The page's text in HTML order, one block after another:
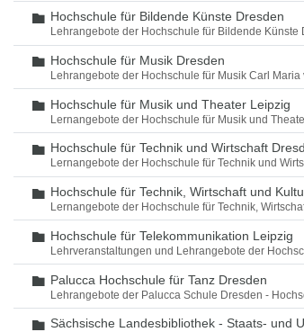
Ordner
Hochschule für Bildende Künste Dresden
Lehrangebote der Hochschule für Bildende Künste
Ordner
Hochschule für Musik Dresden
Lehrangebote der Hochschule für Musik Carl
Ordner
Hochschule für Musik und Theater Leipzig
Lernangebote der Hochschule für Musik und
Ordner
Hochschule für Technik und Wirtschaft
Lernangebote der Hochschule für Technik und
Ordner
Hochschule für Technik, Wirtschaft und
Lernangebote der Hochschule für Technik,
Ordner
Hochschule für Telekommunikation Leipzig
Lehrveranstaltungen und Lehrangebote der
Ordner
Palucca Hochschule für Tanz Dresden
Lehrangebote der Palucca Schule Dresden -
Ordner
Sächsische Landesbibliothek - Staats- und